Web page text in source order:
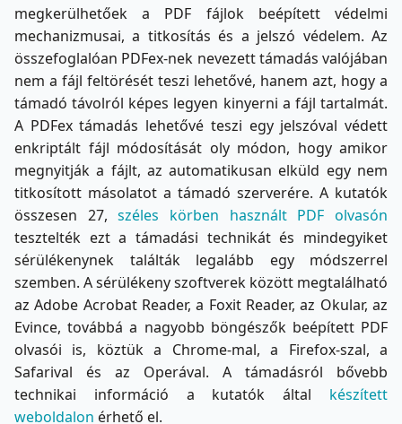
megkerülhetőek a PDF fájlok beépített védelmi
mechanizmusai, a titkosítás és a jelszó védelem. Az
összefoglalóan PDFex-nek nevezett támadás valójában
nem a fájl feltörését teszi lehetővé, hanem azt, hogy a
támadó távolról képes legyen kinyerni a fájl tartalmát.
A PDFex támadás lehetővé teszi egy jelszóval védett
enkriptált fájl módosítását oly módon, hogy amikor
megnyitják a fájlt, az automatikusan elküld egy nem
titkosított másolatot a támadó szerverére. A kutatók
összesen 27,széles körben használt PDF olvasón
tesztelték ezt a támadási technikát és mindegyiket
sérülékenynek találták legalább egy módszerrel
szemben. A sérülékeny szoftverek között megtalálható
az Adobe Acrobat Reader, a Foxit Reader, az Okular, az
Evince, továbbá a nagyobb böngészők beépített PDF
olvasói is, köztük a Chrome-mal, a Firefox-szal, a
Safarival és az Operával. A támadásról bővebb
technikai információ a kutatók által készített
weboldalon érhető el.